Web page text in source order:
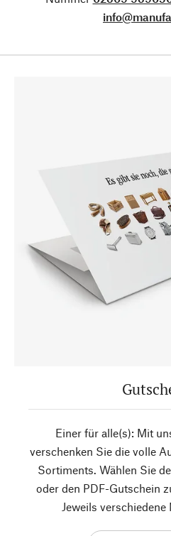
Einer für alle(s): Mit
verschenken Sie die volle
Sortiments. Wählen Sie
oder den PDF-Gutschein
Jeweils